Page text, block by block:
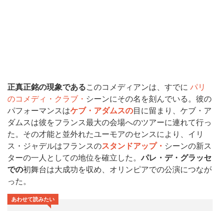
正真正銘の現象であるこのコメディアンは、すでに パリ
のコメディ・クラブ・ シーンにその名を刻んでいる。彼の
パフォーマンスはケブ・アダムスの目に留まり、ケブ・ア
ダムスは彼をフランス最大の会場へのツアーに連れて行っ
た。その才能と並外れたユーモアのセンスにより、イリ
ス・ジャデルはフランスのスタンドアップ・ シーンの新ス
ターの一人としての地位を確立した。パレ・デ・グラッセ
での初舞台は大成功を収め、オリンピアでの公演につなが
った。
あわせて読みたい